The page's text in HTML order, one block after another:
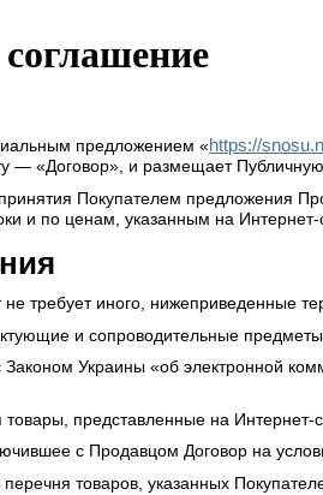
предложением «https://
— «Договор», и размещает
Покупателем предложения
и по ценам, указанным на Интернет-
не требует иного, нижеприведенные
и сопроводительные
Законом Украины «об электронной
представленные на Интернет-
с Продавцом Договор на
товаров, указанных